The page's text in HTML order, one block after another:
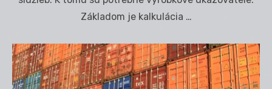
Základom je kalkulácia …